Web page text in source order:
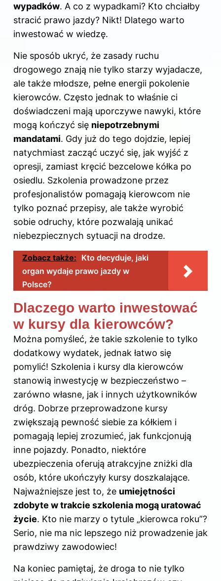
wypadków. A co z wypadkami? Kto chciałby
stracić prawo jazdy? Nikt! Dlatego warto
inwestować w wiedzę.
Nie sposób ukryć, że zasady ruchu
drogowego znają nie tylko starzy wyjadacze,
ale także młodsze, pełne energii pokolenie
kierowców. Często jednak to właśnie ci
doświadczeni mają uporczywe nawyki, które
mogą kończyć się niepotrzebnymi
mandatami. Gdy już do tego dojdzie, lepiej
natychmiast zacząć uczyć się, jak wyjść z
opresji, zamiast kręcić bezcelowe kółka po
osiedlu. Szkolenia prowadzone przez
profesjonalistów pomagają kierowcom nie
tylko poznać przepisy, ale także wyrobić
sobie odruchy, które pozwalają unikać
niebezpiecznych sytuacji na drodze.
Zobacz także: Kto decyduje, jaki
organ wydaje prawo jazdy w
Polsce?
Dlaczego warto inwestować
w kursy dla kierowców?
Można pomyśleć, że takie szkolenie to tylko
dodatkowy wydatek, jednak łatwo się
pomylić! Szkolenia i kursy dla kierowców
stanowią inwestycję w bezpieczeństwo –
zarówno własne, jak i innych użytkowników
dróg. Dobrze przeprowadzone kursy
zwiększają pewność siebie za kółkiem i
pomagają lepiej zrozumieć, jak funkcjonują
inne pojazdy. Ponadto, niektóre
ubezpieczenia oferują atrakcyjne zniżki dla
osób, które ukończyły kursy doszkalające.
Najważniejsze jest to, że umiejętności
zdobyte w trakcie szkolenia mogą uratować
życie. Kto nie marzy o tytule „kierowca roku”?
Serio, nie ma nic lepszego niż prowadzenie jak
prawdziwy zawodowiec!
Na koniec pamiętaj, że droga to nie tylko